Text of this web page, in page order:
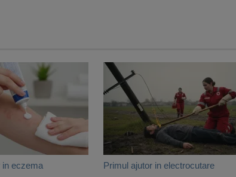
in eczema Primul ajutor in electrocutare